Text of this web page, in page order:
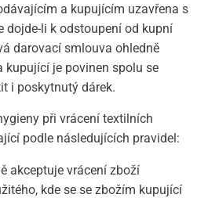
a kupujícím uzavřena s
dojde-li k odstoupení od kupní
darovací smlouva ohledně
je povinen spolu se
i poskytnutý dárek.
při vrácení textilních
podle následujících pravidel:
akceptuje vrácení zboží
kde se se zbožím kupující